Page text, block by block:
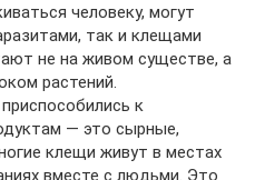
человеку, могут
так и клещами
не на живом существе, а
растений.
к
— это сырные,
клещи живут в местах
вместе с людьми. Это